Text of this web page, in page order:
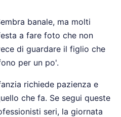
banale, ma molti
a fare foto che non
di guardare il figlio che
per un po'.
richiede pazienza e
che fa. Se segui queste
seri, la giornata